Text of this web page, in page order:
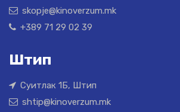
skopje@kinoverzum.mk
+389 71 29 02 39
Штип
Суитлак 1Б, Штип
shtip@kinoverzum.mk